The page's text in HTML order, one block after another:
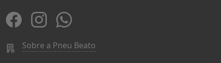
Sobre a Pneu Beato